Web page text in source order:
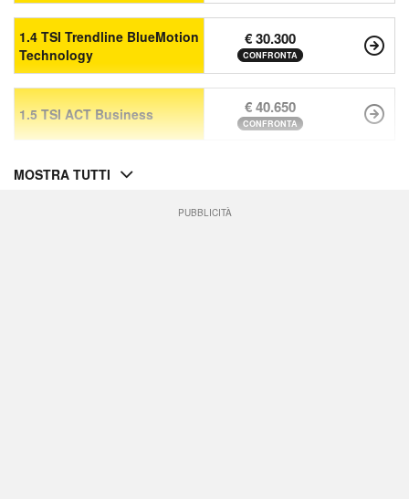
1.4 TSI Trendline BlueMotion
Technology
€ 30.300
CONFRONTA
1.5 TSI ACT Business € 40.650
CONFRONTA
MOSTRA TUTTI
PUBBLICITÀ